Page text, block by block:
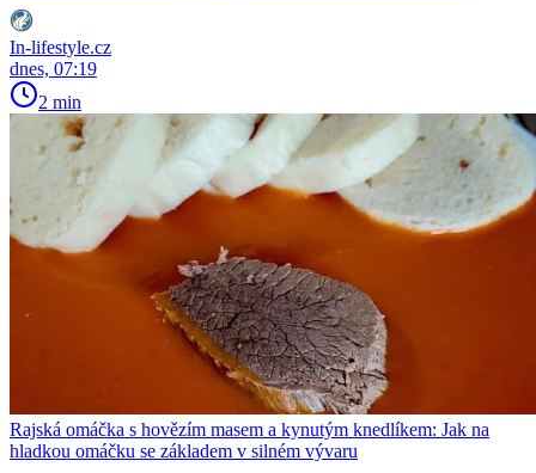
In-lifestyle.cz
dnes, 07:19
2 min
Rajská omáčka s hovězím masem a kynutým knedlíkem: Jak na
hladkou omáčku se základem v silném vývaru